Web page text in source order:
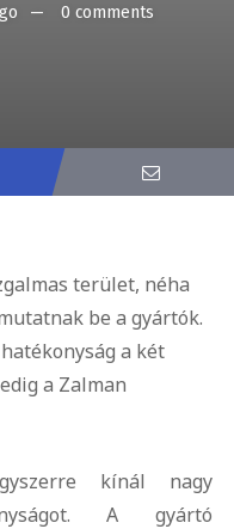
0 comments
terület, néha
be a gyártók.
a két
a Zalman
kínál nagy
A gyártó